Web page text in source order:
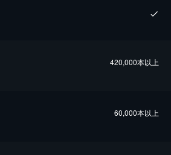
420,000本以上
60,000本以上